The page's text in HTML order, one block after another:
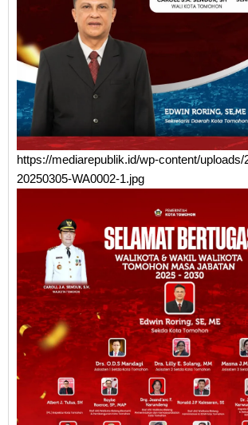
https://mediarepublik.id/wp-content/
20250305-WA0002-1.jpg